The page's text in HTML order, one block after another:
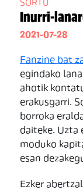
SORTU
Inurri-
2021-07-28
Fanzine bat
egindako
ahotik
erakusgarri.
borroka
daiteke. Uzta
moduko
esan
Ezker